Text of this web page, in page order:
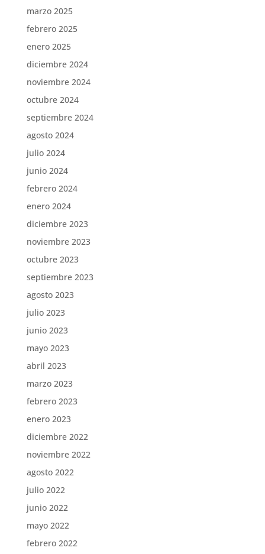
marzo 2025
febrero 2025
enero 2025
diciembre 2024
noviembre 2024
octubre 2024
septiembre 2024
agosto 2024
julio 2024
junio 2024
febrero 2024
enero 2024
diciembre 2023
noviembre 2023
octubre 2023
septiembre 2023
agosto 2023
julio 2023
junio 2023
mayo 2023
abril 2023
marzo 2023
febrero 2023
enero 2023
diciembre 2022
noviembre 2022
agosto 2022
julio 2022
junio 2022
mayo 2022
febrero 2022